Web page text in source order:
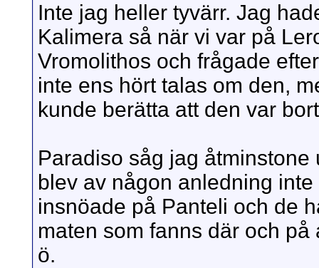
Inte jag heller tyvärr. Jag
Kalimera så när vi var på
Vromolithos och frågade
inte ens hört talas om den,
kunde berätta att den var
Paradiso såg jag
blev av någon anledning
insnöade på Panteli och de
maten som fanns där och
ö.